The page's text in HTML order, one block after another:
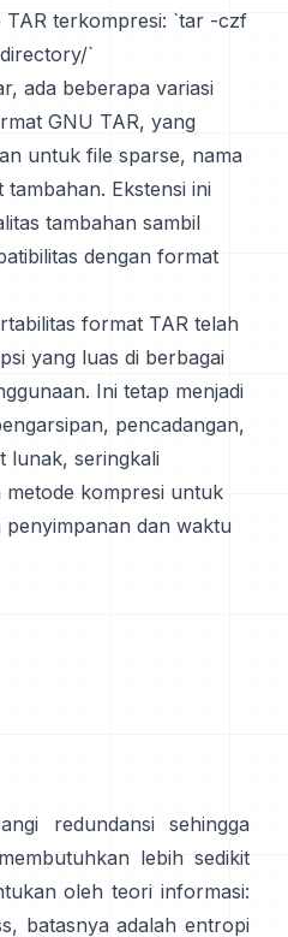
terkompresi: `tar -czf
`
ada beberapa variasi
GNU TAR, yang
untuk file sparse, nama
Ekstensi ini
tambahan sambil
dengan format
format TAR telah
yang luas di berbagai
Ini tetap menjadi
pencadangan,
lunak, seringkali
metode kompresi untuk
dan waktu
redundansi sehingga
lebih sedikit
oleh teori informasi:
batasnya adalah entropi